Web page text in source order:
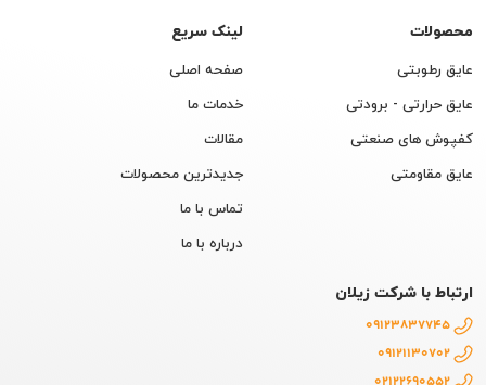
محصولات
عایق رطوبتی
عایق حرارتی - برودتی
کفپوش های صنعتی
عایق مقاومتی
لینک سریع
صفحه اصلی
خدمات ما
مقالات
جدیدترین محصولات
تماس با ما
درباره با ما
ارتباط با شرکت زیلان